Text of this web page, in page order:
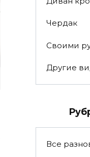
Чердак
Своими
Другие
Все